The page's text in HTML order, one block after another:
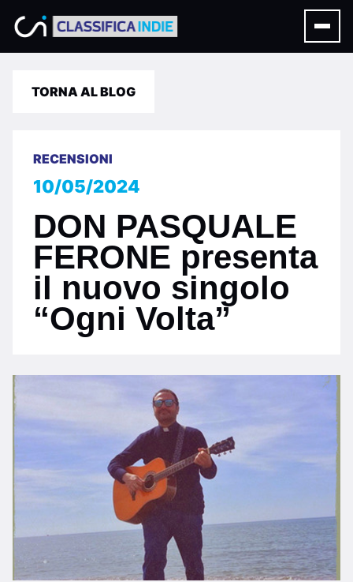
TORNA AL BLOG
RECENSIONI
10/05/2024
DON PASQUALE
FERONE presenta
il nuovo singolo
“Ogni Volta”